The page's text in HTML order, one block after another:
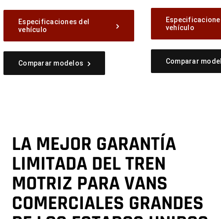
Especificaciones del
vehículo
Comparar modelos
vehículo
Comparar
LA MEJOR GARANTÍA
LIMITADA DEL TREN
MOTRIZ PARA VANS
COMERCIALES GRANDES